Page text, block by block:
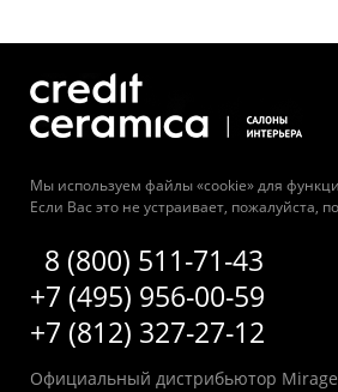
Мы используем файлы «cookie» для
Если Вас это не устраивает, пожалуйста,
8 (800) 511-71-43
+7 (495) 956-00-59
+7 (812) 327-27-12
Официальный дистрибьютор